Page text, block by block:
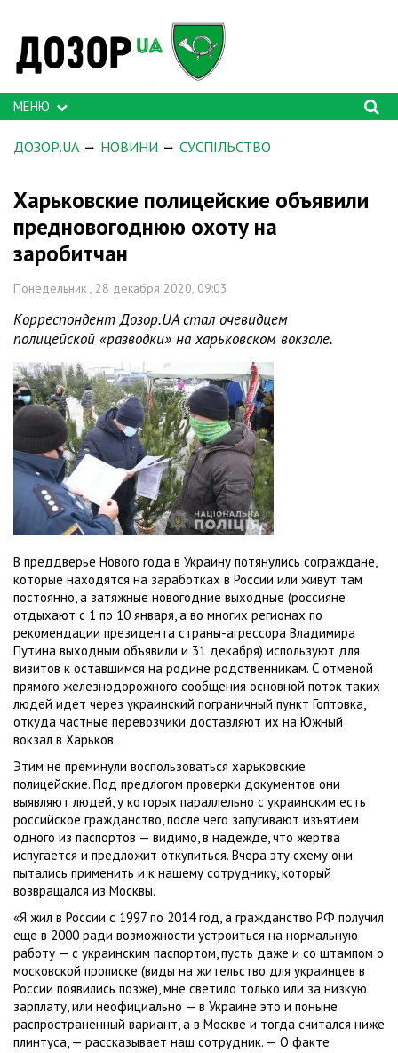
МЕНЮ
ДОЗОР.UA НОВИНИ СУСПІЛЬСТВО
Харьковские полицейские объявили
предновогоднюю охоту на
заробитчан
Понедельник , 28 декабря 2020, 09:03
Корреспондент Дозор.UA стал очевидцем
полицейской «разводки» на харьковском вокзале.
В преддверье Нового года в Украину потянулись сограждане,
которые находятся на заработках в России или живут там
постоянно, а затяжные новогодние выходные (россияне
отдыхают с 1 по 10 января, а во многих регионах по
рекомендации президента страны-агрессора Владимира
Путина выходным объявили и 31 декабря) используют для
визитов к оставшимся на родине родственникам. С отменой
прямого железнодорожного сообщения основной поток таких
людей идет через украинский пограничный пункт Гоптовка,
откуда частные перевозчики доставляют их на Южный
вокзал в Харьков.
Этим не преминули воспользоваться харьковские
полицейские. Под предлогом проверки документов они
выявляют людей, у которых параллельно с украинским есть
российское гражданство, после чего запугивают изъятием
одного из паспортов — видимо, в надежде, что жертва
испугается и предложит откупиться. Вчера эту схему они
пытались применить и к нашему сотруднику, который
возвращался из Москвы.
«Я жил в России с 1997 по 2014 год, а гражданство РФ получил
еще в 2000 ради возможности устроиться на нормальную
работу — с украинским паспортом, пусть даже и со штампом о
московской прописке (виды на жительство для украинцев в
России появились позже), мне светило только или за низкую
зарплату, или неофициально — в Украине это и поныне
распространенный вариант, а в Москве и тогда считался ниже
плинтуса, — рассказывает наш сотрудник. — О факте